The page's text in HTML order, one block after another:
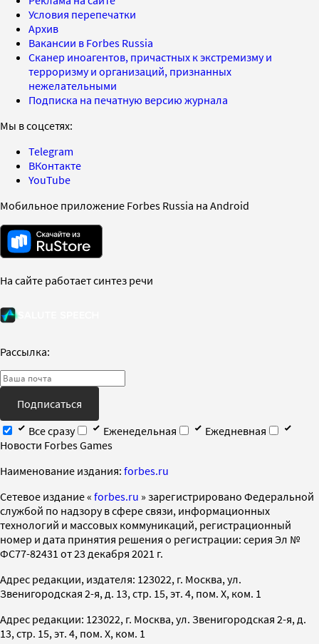
Условия перепечатки
Архив
Вакансии в Forbes Russia
Сканер иноагентов, причастных к экстремизму и
терроризму и организаций, признанных
нежелательными
Подписка на печатную версию журнала
Мы в соцсетях:
Telegram
ВКонтакте
YouTube
Мобильное приложение Forbes Russia на Android
На сайте работает синтез речи
Рассылка:
Подписаться
Все сразу
Еженедельная
Ежедневная
Новости Forbes Games
Наименование издания: forbes.ru
Cетевое издание « forbes.ru » зарегистрировано Федеральной
службой по надзору в сфере связи, информационных
технологий и массовых коммуникаций, регистрационный
номер и дата принятия решения о регистрации: серия Эл №
ФС77-82431 от 23 декабря 2021 г.
Адрес редакции, издателя: 123022, г. Москва, ул.
Звенигородская 2-я, д. 13, стр. 15, эт. 4, пом. X, ком. 1
Адрес редакции: 123022, г. Москва, ул. Звенигородская 2-я, д.
13, стр. 15, эт. 4, пом. X, ком. 1